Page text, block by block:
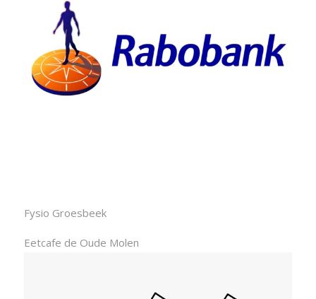
Fysio Groesbeek
Eetcafe de Oude Molen